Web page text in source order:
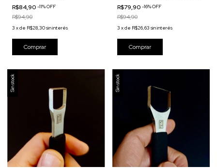
R$84,90 -11%OFF
R$94,90
3 xde R$28,30sin interés
R$79,90 -16%OFF
R$94,90
3 xde R$26,63 sin interés
Sin stock Sin stock